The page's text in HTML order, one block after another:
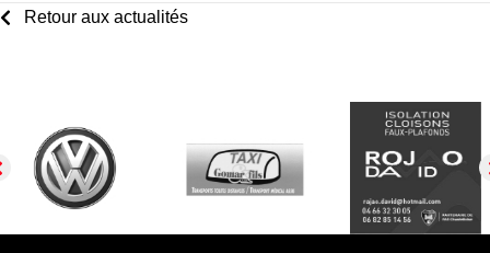
Retour aux actualités